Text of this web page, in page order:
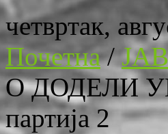
четвртак,
Почетна/
О ДОДЕЛИ
партија 2